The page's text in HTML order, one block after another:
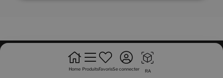
Home ProduitsFavorisSe connecter RA